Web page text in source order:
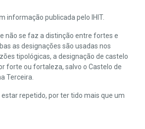
informação publicada pelo IHIT.
não se faz a distinção entre fortes e
as designações são usadas nos
tipológicas, a designação de castelo
forte ou fortaleza, salvo o Castelo de
Terceira.
repetido, por ter tido mais que um